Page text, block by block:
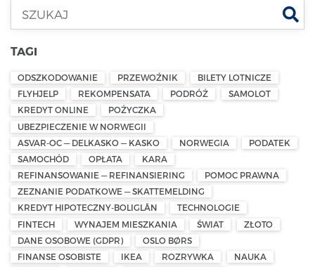
TAGI
ODSZKODOWANIE PRZEWOŹNIK
BILETY LOTNICZE
FLYHJELP
REKOMPENSATA PODRÓŻ
SAMOLOT
KREDYT ONLINE
POŻYCZKA
UBEZPIECZENIE W NORWEGII
ASVAR-OC — DELKASKO — KASKO
NORWEGIA
PODATEK
SAMOCHÓD
OPŁATA
KARA
REFINANSOWANIE — REFINANSIERING
POMOC PRAWNA
ZEZNANIE PODATKOWE — SKATTEMELDING
KREDYT HIPOTECZNY-BOLIGLÅN
TECHNOLOGIE
FINTECH
WYNAJEM MIESZKANIA ŚWIAT
ZŁOTO
DANE OSOBOWE (GDPR)
OSLO BØRS
FINANSE OSOBISTE
IKEA ROZRYWKA
NAUKA